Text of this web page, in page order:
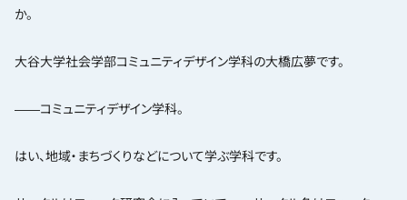
か。
大谷大学社会学部コミュニティデザイン学科の大橋広夢です。
――コミュニティデザイン学科。
はい、地域・まちづくりなどについて学ぶ学科です。